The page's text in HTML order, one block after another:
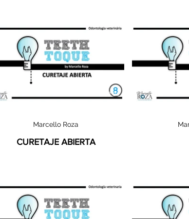
03:04
Marcello Roza
CURETAJE ABIERTA